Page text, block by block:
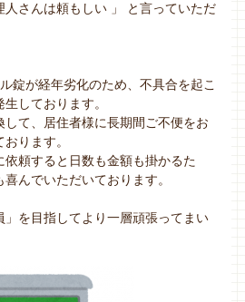
人さんは頼もしい 」 と言っていただ
錠が経年劣化のため、不具合を起こ
しております。
て、居住者様に長期間ご不便をお
ります。
依頼すると日数も金額も掛かるた
んでいただいております。
」を目指してより一層頑張ってまい